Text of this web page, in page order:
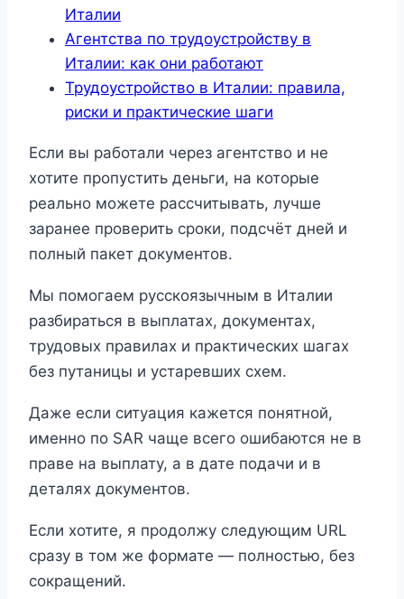
Италии
Агентства по трудоустройству в
Италии: как они работают
Трудоустройство в Италии: правила,
риски и практические шаги
Если вы работали через агентство и не
хотите пропустить деньги, на которые
реально можете рассчитывать, лучше
заранее проверить сроки, подсчёт дней и
полный пакет документов.
Мы помогаем русскоязычным в Италии
разбираться в выплатах, документах,
трудовых правилах и практических шагах
без путаницы и устаревших схем.
Даже если ситуация кажется понятной,
именно по SAR чаще всего ошибаются не в
праве на выплату, а в дате подачи и в
деталях документов.
Если хотите, я продолжу следующим URL
сразу в том же формате — полностью, без
сокращений.